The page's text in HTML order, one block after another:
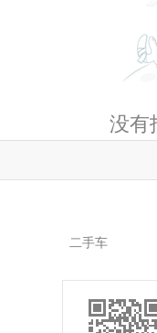
没有
二手车